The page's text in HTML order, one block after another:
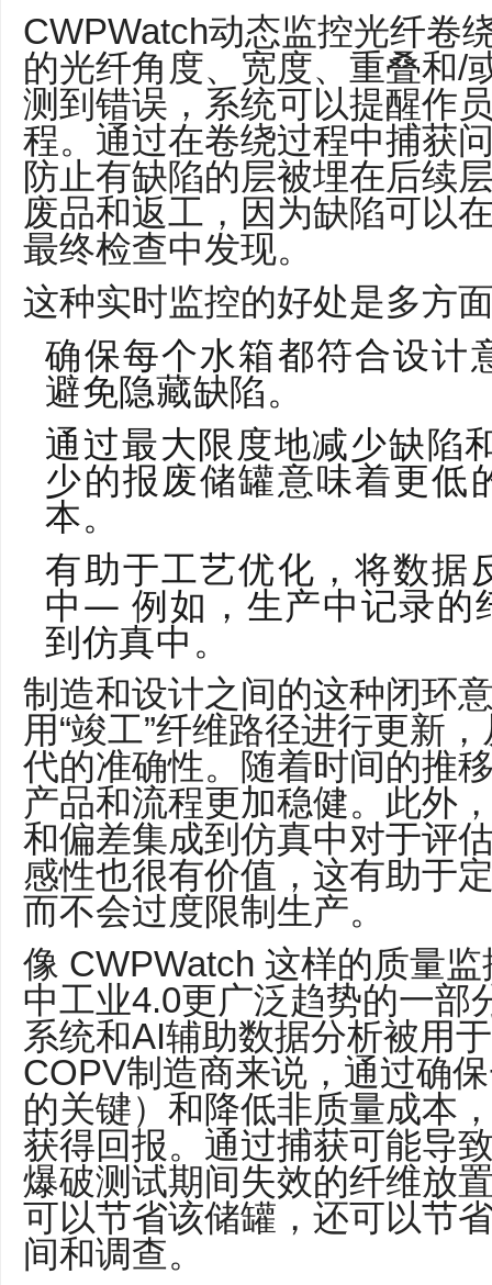
CWPWatch动态监控光纤卷
的光纤角度、宽度、重叠和/
测到错误，系统可以提醒作
程。通过在卷绕过程中捕获
防止有缺陷的层被埋在后续
废品和返工，因为缺陷可以
最终检查中发现。
这种实时监控的好处是多方
确保每个水箱都符合设计
避免隐藏缺陷。
通过最大限度地减少缺陷
少的报废储罐意味着更低
本。
有助于工艺优化，将数据
中— 例如，生产中记录的
到仿真中。
制造和设计之间的这种闭环
用“竣工”纤维路径进行更新
代的准确性。随着时间的推
产品和流程更加稳健。此外
和偏差集成到仿真中对于评
感性也很有价值，这有助于
而不会过度限制生产。
像 CWPWatch 这样的质量
中工业4.0更广泛趋势的一部
系统和AI辅助数据分析被用
COPV制造商来说，通过确
的关键）和降低非质量成本
获得回报。通过捕获可能导
爆破测试期间失效的纤维放
可以节省该储罐，还可以节
间和调查。